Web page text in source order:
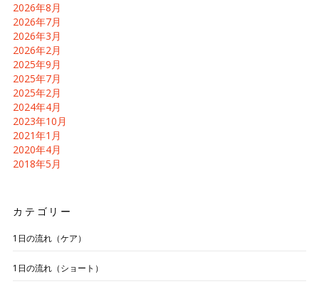
2026年8月
2026年7月
2026年3月
2026年2月
2025年9月
2025年7月
2025年2月
2024年4月
2023年10月
2021年1月
2020年4月
2018年5月
カテゴリー
1日の流れ（ケア）
1日の流れ（ショート）